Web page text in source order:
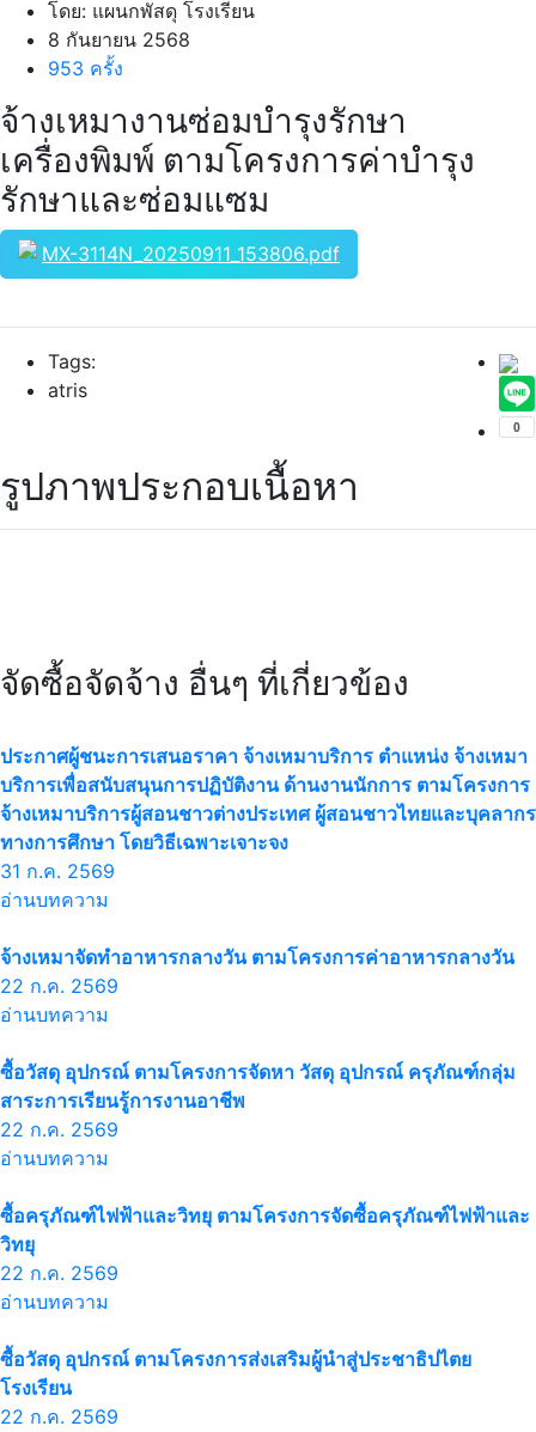
โดย: แผนกพัสดุ โรงเรียน
8 กันยายน 2568
953 ครั้ง
จ้างเหมางานซ่อมบำรุงรักษา
เครื่องพิมพ์ ตามโครงการค่าบำรุง
รักษาและซ่อมแซม
MX-3114N_20250911_153806.pdf
Tags:
atris
รูปภาพประกอบเนื้อหา
จัดซื้อจัดจ้าง อื่นๆ ที่เกี่ยวข้อง
ประกาศผู้ชนะการเสนอราคา จ้างเหมาบริการ ตำแหน่ง จ้างเหมา
บริการเพื่อสนับสนุนการปฏิบัติงาน ด้านงานนักการ ตามโครงการ
จ้างเหมาบริการผู้สอนชาวต่างประเทศ ผู้สอนชาวไทยและบุคลากร
ทางการศึกษา โดยวิธีเฉพาะเจาะจง
31 ก.ค. 2569
อ่านบทความ
จ้างเหมาจัดทำอาหารกลางวัน ตามโครงการค่าอาหารกลางวัน
22 ก.ค. 2569
อ่านบทความ
ซื้อวัสดุ อุปกรณ์ ตามโครงการจัดหา วัสดุ อุปกรณ์ ครุภัณฑ์กลุ่ม
สาระการเรียนรู้การงานอาชีพ
22 ก.ค. 2569
อ่านบทความ
ซื้อครุภัณฑ์ไฟฟ้าและวิทยุ ตามโครงการจัดซื้อครุภัณฑ์ไฟฟ้าและ
วิทยุ
22 ก.ค. 2569
อ่านบทความ
ซื้อวัสดุ อุปกรณ์ ตามโครงการส่งเสริมผู้นำสู่ประชาธิปไตย
โรงเรียน
22 ก.ค. 2569